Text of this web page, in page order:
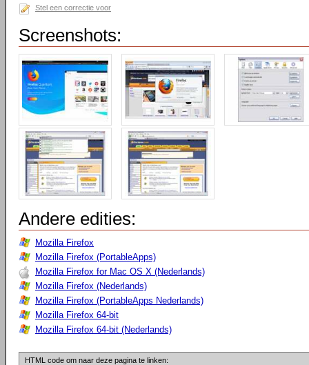
Stel een correctie voor
Screenshots:
Andere edities:
Mozilla Firefox
Mozilla Firefox (PortableApps)
Mozilla Firefox for Mac OS X (Nederlands)
Mozilla Firefox (Nederlands)
Mozilla Firefox (PortableApps Nederlands)
Mozilla Firefox 64-bit
Mozilla Firefox 64-bit (Nederlands)
HTML code om naar deze pagina te linken: